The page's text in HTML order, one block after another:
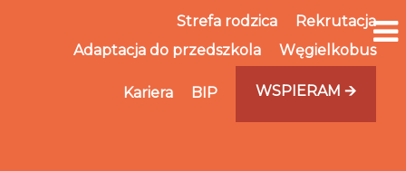
Strefa rodzica
Rekrutacja
Adaptacja do przedszkola
Węgielkobus
Kariera BIP WSPIERAM 🡪